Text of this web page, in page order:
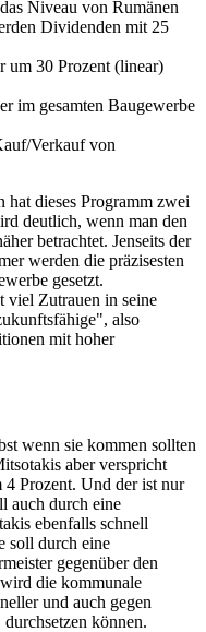
Niveau von Rumänen
Dividenden mit 25
um 30 Prozent (linear)
im gesamten Baugewerbe
Verkauf von
hat dieses Programm zwei
deutlich, wenn man den
betrachtet. Jenseits der
werden die präzisesten
gesetzt.
viel Zutrauen in seine
also
mit hoher
wenn sie kommen sollten
aber verspricht
Prozent. Und der ist nur
auch durch eine
ebenfalls schnell
soll durch eine
gegenüber den
die kommunale
und auch gegen
können.